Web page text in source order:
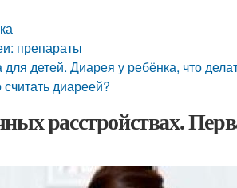
препараты
детей. Диарея у ребёнка, что
диареей?
расстройствах.